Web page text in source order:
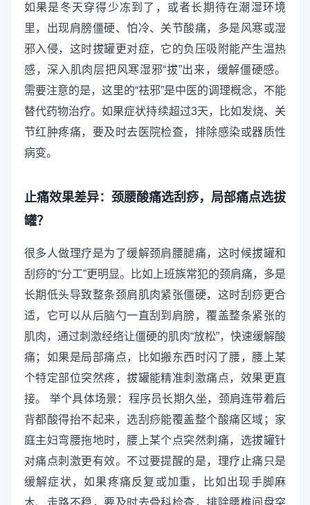
如果是冬天穿得少冻到了，或者长期待在潮湿环境
里，出现肩膀僵硬、怕冷、关节酸痛，多是风寒或湿
邪入侵，这时拔罐更对症，它的负压吸附能产生温热
感，深入肌肉层把风寒湿邪“拔”出来，缓解僵硬感。
需要注意的是，这里的“祛邪”是中医的调理概念，不能
替代药物治疗。如果症状持续超过3天，比如发烧、关
节红肿疼痛，要及时去医院检查，排除感染或器质性
病变。
止痛效果差异：颈腰酸痛选刮痧，局部痛点选拔
罐？
很多人做理疗是为了缓解颈肩腰腿痛，这时候拔罐和
刮痧的“分工”更明显。比如上班族常犯的颈肩痛，多是
长期低头导致整条颈肩肌肉紧张僵硬，这时刮痧更合
适，它可以从后脑勺一直刮到肩膀，覆盖整条紧张的
肌肉，通过刺激经络让僵硬的肌肉“放松”，快速缓解酸
痛；如果是局部痛点，比如搬东西时闪了腰，腰上某
个特定部位突然疼，拔罐能精准刺激痛点，效果更直
接。 举个具体场景：程序员长期久坐，颈肩连带着后
背都酸得抬不起来，选刮痧能覆盖整个酸痛区域；家
庭主妇弯腰拖地时，腰上某个点突然刺痛，选拔罐针
对痛点刺激更有效。不过要提醒的是，理疗止痛只是
缓解症状，如果疼痛反复或加重，比如出现手脚麻
木、走路不稳，要及时去骨科检查，排除腰椎间盘突